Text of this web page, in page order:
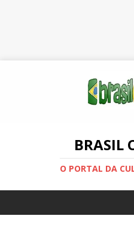
BRASIL
O PORTAL DA